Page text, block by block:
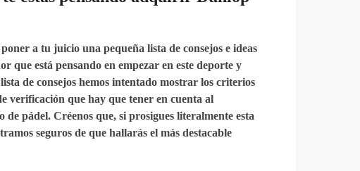
a tu juicio una pequeña lista de consejos e ideas
que está pensando en empezar en este deporte y
de consejos hemos intentado mostrar los criterios
verificación que hay que tener en cuenta al
pádel. Créenos que, si prosigues literalmente esta
seguros de que hallarás el más destacable